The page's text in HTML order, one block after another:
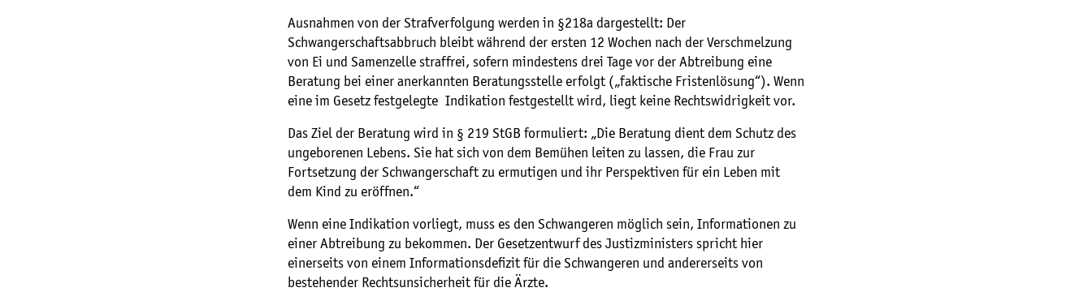
Ausnahmen von der Strafverfolgung werden in §218a dargestellt: Der
Schwangerschaftsabbruch bleibt während der ersten 12 Wochen nach der Verschmelzung
von Ei und Samenzelle straffrei, sofern mindestens drei Tage vor der Abtreibung eine
Beratung bei einer anerkannten Beratungsstelle erfolgt („faktische Fristenlösung“). Wenn
eine im Gesetz festgelegte Indikation festgestellt wird, liegt keine Rechtswidrigkeit vor.
Das Ziel der Beratung wird in § 219 StGB formuliert: „Die Beratung dient dem Schutz des
ungeborenen Lebens. Sie hat sich von dem Bemühen leiten zu lassen, die Frau zur
Fortsetzung der Schwangerschaft zu ermutigen und ihr Perspektiven für ein Leben mit
dem Kind zu eröffnen.“
Wenn eine Indikation vorliegt, muss es den Schwangeren möglich sein, Informationen zu
einer Abtreibung zu bekommen. Der Gesetzentwurf des Justizministers spricht hier
einerseits von einem Informationsdefizit für die Schwangeren und andererseits von
bestehender Rechtsunsicherheit für die Ärzte.